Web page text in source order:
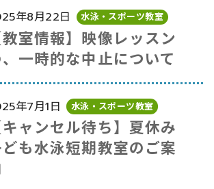
教室情報】映像レッスン
一時的な中止について
年8月22日 水泳・スポーツ教室
キャンセル待ち】夏休み
も水泳短期教室のご案
年7月1日 水泳・スポーツ教室